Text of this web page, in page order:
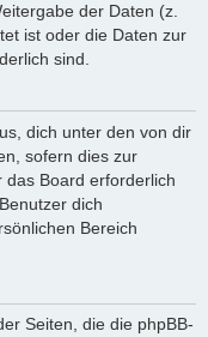
der Daten (z.
ist oder die Daten zur
sind.
dich unter den von dir
sofern dies zur
Board erforderlich
dich
Bereich
Seiten, die die phpBB-